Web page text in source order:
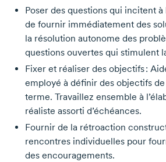
Poser des questions qui incitent
de fournir immédiatement des
la résolution autonome des
questions ouvertes qui stimulent
Fixer et réaliser des objectifs :
employé à définir des objectifs
terme. Travaillez ensemble à
réaliste assorti d’échéances.
Fournir de la rétroaction
rencontres individuelles pour
des encouragements.